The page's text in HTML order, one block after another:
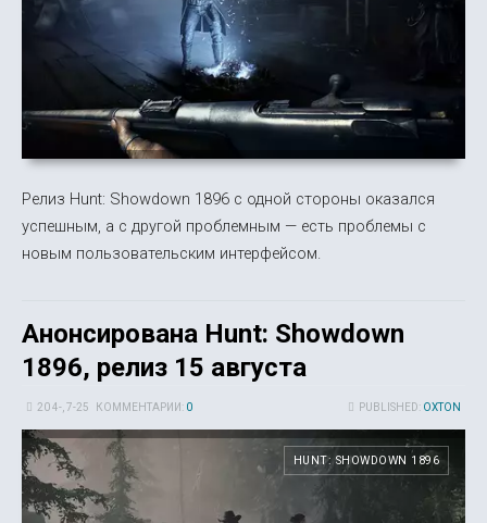
Релиз Hunt: Showdown 1896 с одной стороны оказался
успешным, а с другой проблемным — есть проблемы с
новым пользовательским интерфейсом.
Анонсирована Hunt: Showdown
1896, релиз 15 августа
PUBLISHED: OXTON
20 4-, 7-25 КОММЕНТАРИИ: 0
HUNT: SHOWDOWN 1896